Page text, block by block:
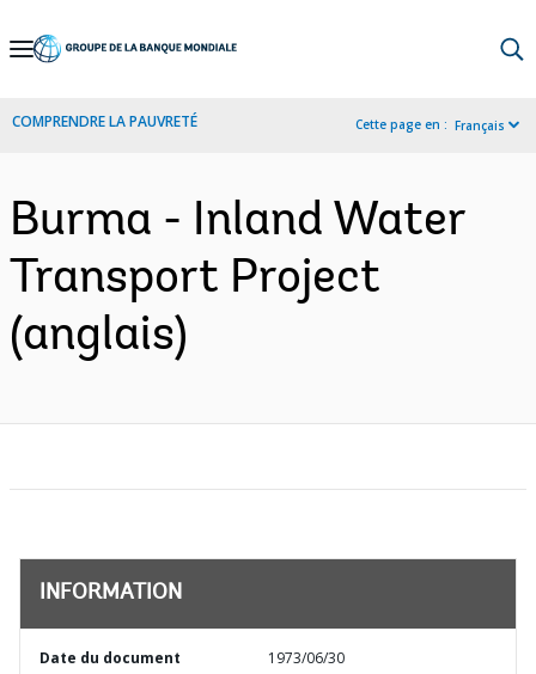
Skip
Navigation
COMPRENDRE LA PAUVRETÉ Cette page en : Français
Burma - Inland Water
Transport Project
(anglais)
INFORMATION
Date du document 1973/06/30